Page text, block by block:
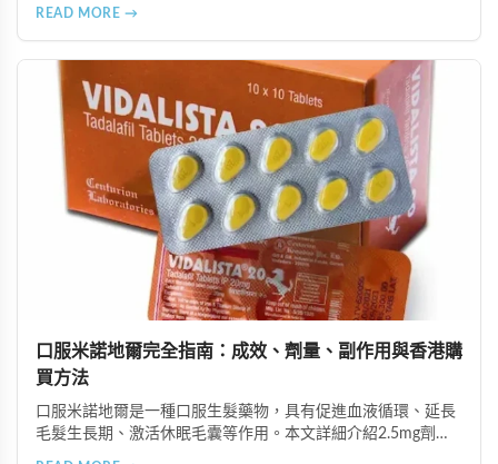
READ MORE →
口服米諾地爾完全指南：成效、劑量、副作用與香港購
買方法
口服米諾地爾是一種口服生髮藥物，具有促進血液循環、延長
毛髮生長期、激活休眠毛囊等作用。本文詳細介紹2.5mg劑量